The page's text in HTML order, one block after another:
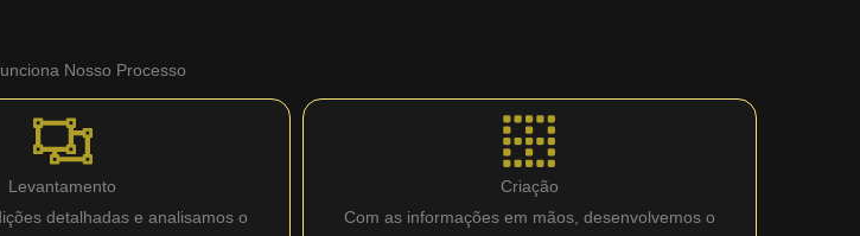
Nosso Processo
Levantamento
detalhadas e analisamos o
Criação
Com as informações em mãos, desenvolvemos o